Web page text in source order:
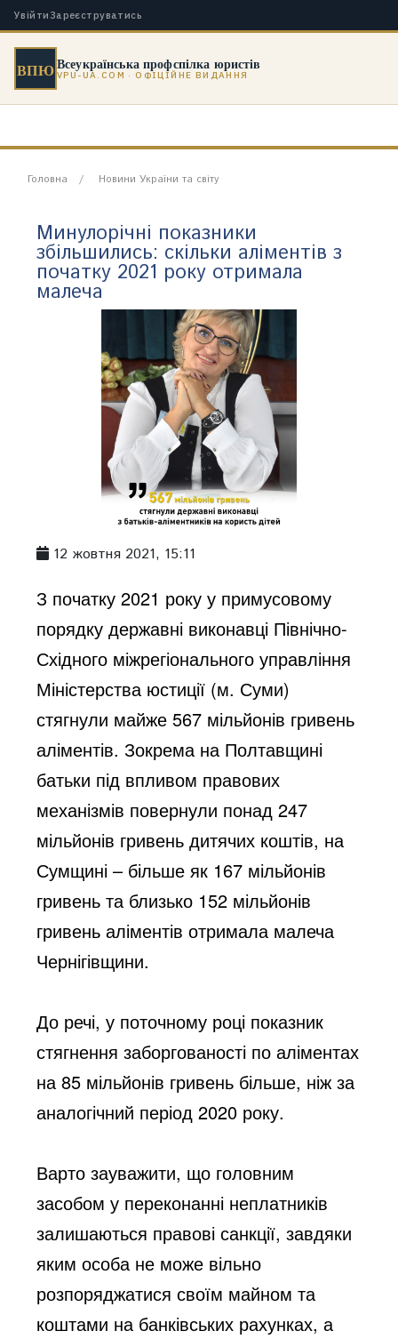
Увійти Зареєструватись
ВПЮВсеукраїнська профспілка юристів
VPU-UA.COM · ОФІЦІЙНЕ ВИДАННЯ
Головна Новини України та світу
Минулорічні показники
збільшились: скільки аліментів з
початку 2021 року отримала
малеча
12 жовтня 2021, 15:11
З початку 2021 року у примусовому
порядку державні виконавці Північно-
Східного міжрегіонального управління
Міністерства юстиції (м. Суми)
стягнули майже 567 мільйонів гривень
аліментів. Зокрема на Полтавщині
батьки під впливом правових
механізмів повернули понад 247
мільйонів гривень дитячих коштів, на
Сумщині – більше як 167 мільйонів
гривень та близько 152 мільйонів
гривень аліментів отримала малеча
Чернігівщини.
До речі, у поточному році показник
стягнення заборгованості по аліментах
на 85 мільйонів гривень більше, ніж за
аналогічний період 2020 року.
Варто зауважити, що головним
засобом у переконанні неплатників
залишаються правові санкції, завдяки
яким особа не може вільно
розпоряджатися своїм майном та
коштами на банківських рахунках, а